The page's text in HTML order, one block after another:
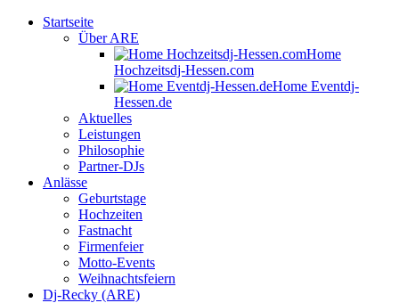
Startseite
Über ARE
Home
Hochzeitsdj-Hessen.com
Home Eventdj-
Hessen.de
Aktuelles
Leistungen
Philosophie
Partner-DJs
Anlässe
Geburtstage
Hochzeiten
Fastnacht
Firmenfeier
Motto-Events
Weihnachtsfeiern
Dj-Recky (ARE)